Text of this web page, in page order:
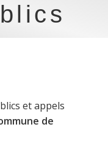
et appels
de